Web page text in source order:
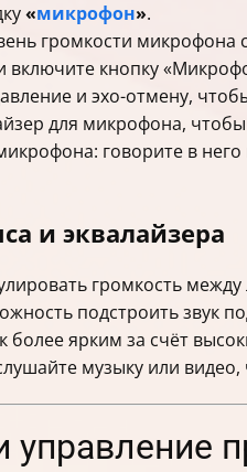
«микрофон».
громкости
кнопку
и эхо-отмену,
для микрофона,
говорите в
и эквалайзера
громкость
подстроить звук
более ярким за счёт
музыку или